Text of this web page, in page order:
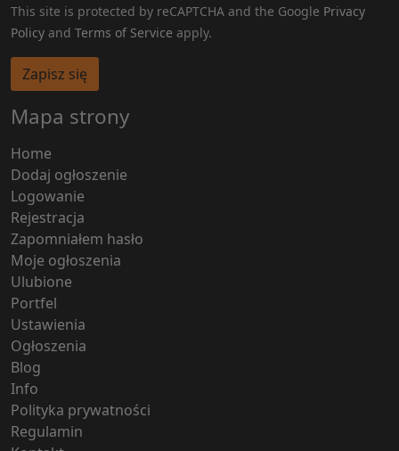
This site is protected by reCAPTCHA and the Google Privacy
Policy and Terms of Service apply.
Zapisz się
Mapa strony
Home
Dodaj ogłoszenie
Logowanie
Rejestracja
Zapomniałem hasło
Moje ogłoszenia
Ulubione
Portfel
Ustawienia
Ogłoszenia
Blog
Info
Polityka prywatności
Regulamin